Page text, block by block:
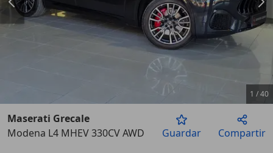
Anterior
1 /40
Maserati Grecale
Modena L4 MHEV 330CV AWD
Guardar Compartir